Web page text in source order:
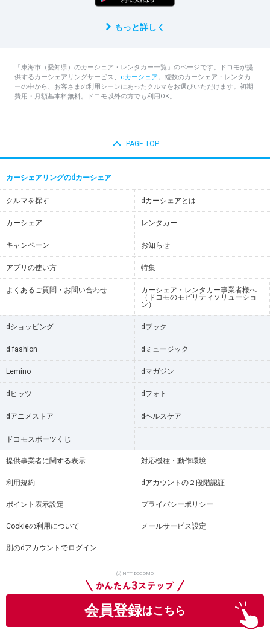
会員登録はこちら
もっと詳しく
「東海市（愛知県）のカーシェア・レンタカー一覧」のページです。ドコモが提
供するカーシェアリングサービス、 dカーシェア。複数のカーシェア・レンタカ
ーの中から、お客さまの利用シーンにあったクルマをお選びいただけます。初期
費用・月額基本料無料。ドコモ以外の方でも利用OK。
PAGE TOP
カーシェアリングのdカーシェア
クルマを探す dカーシェアとは
カーシェア レンタカー
キャンペーン お知らせ
アプリの使い方 特集
よくあるご質問・お問い合わせ
カーシェア・レンタカー事業者様へ
（ドコモのモビリティソリューショ
ン）
dショッピング dブック
d fashion dミュージック
Lemino dマガジン
dヒッツ dフォト
dアニメストア dヘルスケア
ドコモスポーツくじ
提供事業者に関する表示 対応機種・動作環境
利用規約 dアカウントの２段階認証
ポイント表示設定 プライバシーポリシー
Cookieの利用について メールサービス設定
別のdアカウントでログイン
(c) NTT DOCOMO